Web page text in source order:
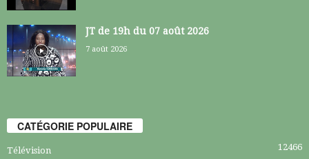
JT de 19h du 07 août 2026
7 août 2026
CATÉGORIE POPULAIRE
Télévision 12466